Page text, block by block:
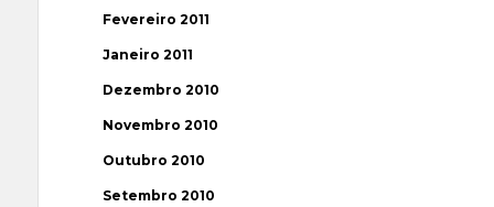
Fevereiro 2011
Janeiro 2011
Dezembro 2010
Novembro 2010
Outubro 2010
Setembro 2010